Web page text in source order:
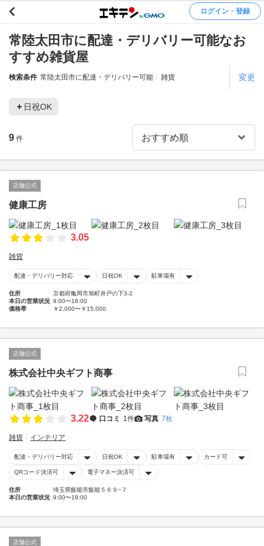
ログイン・登録
常陸太田市に配達・デリバリー可能なお
すすめ雑貨屋
検索条件 常陸太田市に配達・デリバリー可能 雑貨 変更
日祝OK
9 件
店舗公式
健康工房
3.05
雑貨
配達・デリバリー対応 日祝OK 駐車場有
住所
京都府亀岡市旭町井戸の下3-2
本日の営業状況 9:00〜18:00
価格帯
￥2,000〜￥15,000
店舗公式
株式会社中央ギフト商事
3.22 口コミ 1件 写真 7枚
雑貨 インテリア
配達・デリバリー対応 日祝OK 駐車場有 カード可
QRコード決済可 電子マネー決済可
住所
埼玉県飯能市飯能５６９−７
本日の営業状況 9:00〜19:00
店舗公式